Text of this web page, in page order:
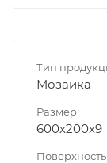
Тип
Мозаика
Размер
600х200х9
Поверхность